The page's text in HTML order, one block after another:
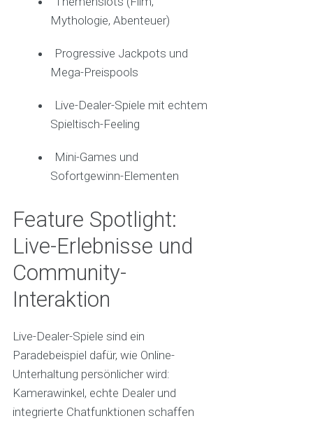
Mythologie, Abenteuer)
Progressive Jackpots und
Mega-Preispools
Live-Dealer-Spiele mit echtem
Spieltisch-Feeling
Mini-Games und
Sofortgewinn-Elementen
Feature Spotlight:
Live-Erlebnisse und
Community-
Interaktion
Live-Dealer-Spiele sind ein
Paradebeispiel dafür, wie Online-
Unterhaltung persönlicher wird:
Kamerawinkel, echte Dealer und
integrierte Chatfunktionen schaffen